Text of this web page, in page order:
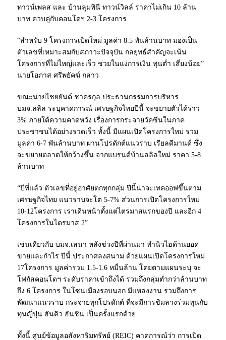
ทาวน์เพลส และ บ้านลุมพินี ทาวน์วิลล์ ราคาไม่เกิน 10 ล้าน
บาท ควบคู่กับคอนโดฯ 2-3 โครงการ
“สำหรับ 9 โครงการเปิดใหม่ มูลค่า 8.5 พันล้านบาท มองเป็น
ตัวเลขที่เหมาะสมกับสภาวะปัจจุบัน กลยุทธ์สำคัญจะเน้น
โครงการที่ไม่ใหญ่และเร็ว ช่วยในแง่การเงิน ทุนต่ำ เสี่ยงน้อย”
นายโอภาส ศรีพยัคฆ์ กล่าว
ขณะนายไชยยันต์ ชาครกุล ประธานกรรมการบริหาร
บมจ.ลลิล ระบุคาดการณ์ เศรษฐกิจไทยปีนี้ จะขยายตัวได้ราว
3% ภายใต้ความคาดหวัง เรื่องการกระจายวัคซีนในภาค
ประชาชนได้อย่างรวดเร็ว ทั้งนี้ มีแผนเปิดโครงการใหม่ รวม
มูลค่า 6-7 พันล้านบาท ผ่านโปรดักต์แนวราบ เรียลดีมานด์ ซึ่ง
จะขยายตลาดให้กว้างขึ้น จากแบรนด์บ้านลลิลใหม่ ราคา 5-8
ล้านบาท
“ปีที่แล้ว ตัวเลขที่อยู่อาศัยตกทุกกลุ่ม ปีนี้น่าจะเทคออฟขึ้นตาม
เศรษฐกิจไทย แนวราบจะโต 5-7% ส่วนการเปิดโครงการใหม่
10-12โครงการ เราเดินหน้าตั้งแต่ไตรมาสแรกของปี และอีก 4
โครงการในไตรมาส 2”
เช่นเดียวกับ บมจ.เสนา หลังช่วงปีที่ผ่านมา ทำนิวไฮด้านยอด
ขายและกำไร ปีนี้ ประกาศลงสนาม ด้วยแผนเปิดโครงการใหม่
17โครงการ มูลค่ารวม 1.5-1.6 หมื่นล้าน โดยตามแผนระบุ จะ
โฟกัสคอนโดฯ ระดับราคาเข้าถึงได้ รวมถึงกลุ่มต่ำกว่าล้านบาท
ถึง 6 โครงการ ในโซนเมืองรอบนอก มีแหล่งงาน รวมถึงการ
พัฒนาแนวราบ กระจายทุกโปรดักต์ ที่จะมีการชิมลางร่วมทุนกับ
ทุนญี่ปุ่น ฮันคิว ฮันชิน เป็นครั้งแรกด้วย
ทั้งนี้ ศูนย์ข้อมูลอสังหาริมทรัพย์ (REIC) คาดการณ์ว่า การเปิด